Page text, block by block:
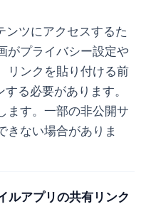
ンツにアクセスするた
がプライバシー設定や
リンクを貼り付ける前
る必要があります。
ます。一部の非公開サ
きない場合がありま
ルアプリの共有リンク